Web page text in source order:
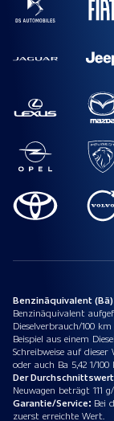
Benzinäquivalent
Benzinäquivalent
Dieselverbrauch/100
Beispiel aus einem
Schreibweise auf
oder auch Ba 5,42 1/100
Der
Neuwagen beträgt 111
Garantie/Service: Bei
zuerst erreichte Wert.